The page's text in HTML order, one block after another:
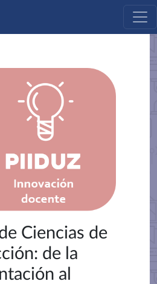
Ciencias de
de la
al